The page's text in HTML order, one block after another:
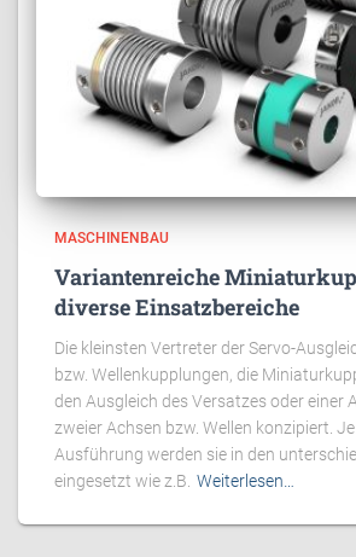
MASCHINENBAU
Variantenreiche
diverse Einsatzbereiche
Die kleinsten Vertreter der Servo-
bzw. Wellenkupplungen, die
den Ausgleich des Versatzes oder einer
zweier Achsen bzw. Wellen konzipiert.
Ausführung werden sie in den
eingesetzt wie z.B. Weiterlesen…